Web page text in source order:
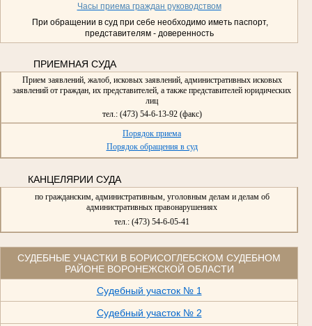
Часы приема граждан руководством
При обращении в суд при себе необходимо иметь паспорт,
представителям - доверенность
ПРИЕМНАЯ СУДА
Прием заявлений, жалоб, исковых заявлений, административных исковых
заявлений от граждан, их представителей, а также представителей юридических
лиц
тел.: (473) 54-6-13-92 (факс)
Порядок приема
Порядок обращения в суд
КАНЦЕЛЯРИИ СУДА
по гражданским, административным, уголовным делам и делам об
административных правонарушениях
тел.: (473) 54-6-05-41
СУДЕБНЫЕ УЧАСТКИ В БОРИСОГЛЕБСКОМ СУДЕБНОМ
РАЙОНЕ ВОРОНЕЖСКОЙ ОБЛАСТИ
Судебный участок № 1
Судебный участок № 2